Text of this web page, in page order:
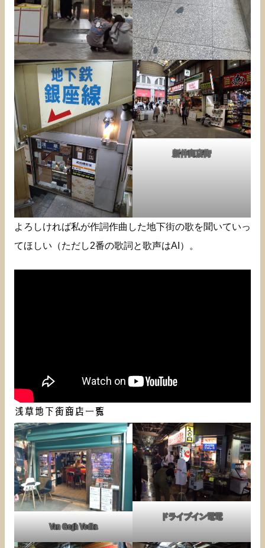
新仲商店街
よろしければ私が作詞作曲した地下街の歌を聞いていっ
てほしい（ただし2番の歌詞と歌声はAI）。
浅草地下街商店一覧
Van Gogh Vodka
ドライブイン電電